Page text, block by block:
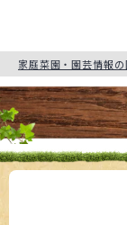
家庭菜園・園芸情報